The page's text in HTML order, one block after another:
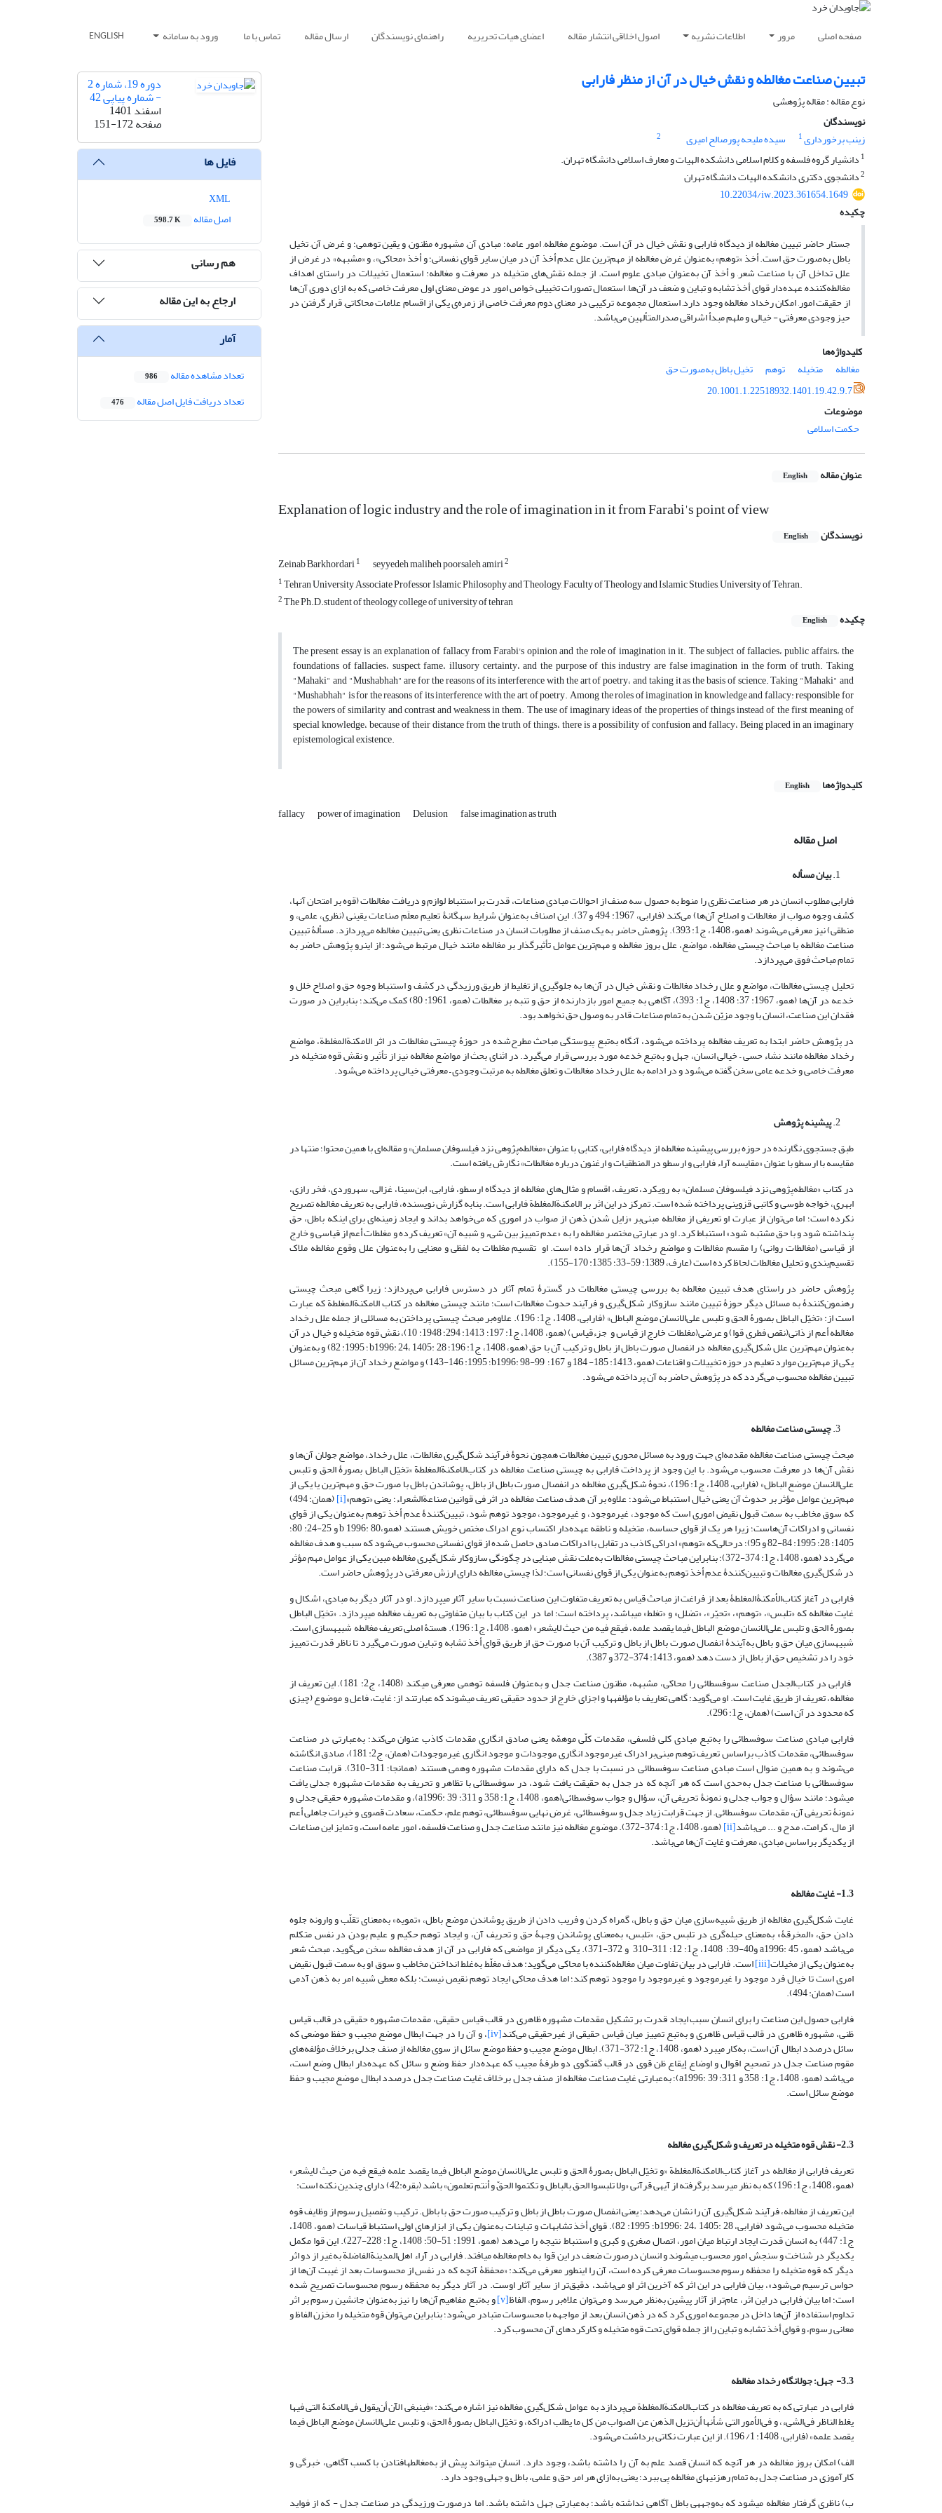
صفحه اصلی مرور اطلاعات نشریه اصول اخلاقی انتشار مقاله اعضای هیات تحریریه راهنمای نویسندگان ارسال مقاله تماس با ما ورود به سامانه ENGLISH
تبیین صناعت مغالطه و نقش خیال در آن از منظر فارابی
نوع مقاله : مقاله پژوهشی
نویسندگان
زینب برخورداری1 سیده ملیحه پورصالح امیری
2
1 دانشیار گروه فلسفه و کلام اسلامی دانشکده الهیات و معارف اسلامی دانشگاه تهران.
2دانشجوی دکتری دانشکده الهیات دانشگاه تهران
10.22034/iw.2023.361654.1649
چکیده
جستار حاضر تبیین مغالطه از دیدگاه فارابی و نقش خیال در آن است. موضوع مغالطه, امور عامه؛ مبادی آن, مشهوره مظنون, و یقین توهمی؛ و غرض آن, تخیل
باطل به‌صورت حق است. أخذ «توهم» به‌عنوان غرض مغالطه از مهم‌ترین علل عدم أخذ آن در میان سایر قوای نفسانی؛ و أخذ «محاکی»، و «مشبهه» در غرض از
علل تداخل آن با صناعت شعر, و أخذ آن به‌عنوان مبادی علوم است. از جمله نقش‌های متخیله در معرفت و مغالطه: استعمال تخییلات در راستای اهداف
مغالطه‌کننده, عهده‌دار قوای أخذ تشابه و تباین و ضعف در آن‌ها, استعمال تصورات تخییلی خواص امور در عوض معنای اول معرفت خاصی که به ازای دوری آن‌ها
از حقیقت امور, امکان رخداد مغالطه وجود دارد, استعمال مجموعه ترکیبی در معنای دوم معرفت خاصی از زمره‌ی یکی از اقسام علامات محاکاتی, قرار گرفتن در
حیز وجودی معرفتی - خیالی, و ملهم مبدأ اشراقی صدرالمتألهین می‌باشد.
کلیدواژه‌ها
مغالطه
متخیله توهم
تخیل باطل به‌صورت حق
20.1001.1.22518932.1401.19.42.9.7
موضوعات
حکمت اسلامی
عنوان مقاله English
Explanation of logic industry and the role of imagination in it from Farabi's point of view
نویسندگان English
Zeinab Barkhordari1 seyyedeh maliheh poorsaleh amiri2
1Tehran University Associate Professor Islamic Philosophy and Theology, Faculty of Theology and Islamic Studies, University of Tehran.
2The Ph.D.student of theology college of university of tehran
چکیده
English
The present essay is an explanation of fallacy from Farabi's opinion and the role of imagination in it. The subject of fallacies، public affairs، the
foundations of fallacies، suspect fame، illusory certainty، and the purpose of this industry are false imagination in the form of truth. Taking
"Mahaki" and "Mushabhah" are for the reasons of its interference with the art of poetry، and taking it as the basis of science. Taking "Mahaki" and
"Mushabhah" is for the reasons of its interference with the art of poetry. Among the roles of imagination in knowledge and fallacy: responsible for
the powers of similarity and contrast and weakness in them. The use of imaginary ideas of the properties of things instead of the first meaning of
special knowledge، because of their distance from the truth of things، there is a possibility of confusion and fallacy، Being placed in an imaginary
epistemological existence.
کلیدواژه‌ها English
fallacy power of imagination Delusion false imagination as truth
اصل مقاله
بیان مسأله
فارابی مطلوب انسان در هر صناعت نظری را منوط به حصول سه صنف از احوالات مبادی صناعات، قدرت بر استنباط لوازم و دریافت مغالطات (قوه بر امتحان آنها،
کشف وجوه صواب از مغالطات و اصلاح آن‌ها) می‌کند (فارابی، 1967: 494 و 37). این اصناف به‌عنوان شرایط سهگانۀ تعلیم معلَم صناعات یقینی (نظری، علمی، و
منطقی) نیز معرفی می‌شوند (همو، 1408، ج1: 393). پژوهش حاضر به یک صنف از مطلوبات انسان در صناعات نظری یعنی تبیین مغالطه می‌پردازد. مسألۀ تبیین
صناعت مغالطه با مباحث چیستی مغالطه، مواضع، علل بروز مغالطه و مهم‌ترین عوامل تأثیرگذار بر مغالطه مانند خیال مرتبط می‌شود؛ از اینرو پژوهش حاضر به
تمام مباحث فوق می‌پردازد.
تحلیل چیستی مغالطات، مواضع و علل رخداد مغالطات و نقش خیال در آن‌ها به جلوگیری از تغلیط از طریق ورزیدگی در کشف و استنباط وجوه حق و اصلاح خلل و
خدعه در آن‌ها (همو، 1967: 37؛ 1408، ج1: 393)، آگاهی به جمیع امور بازدارنده از حق و تنبه بر مغالطات (همو، 1961: 80) کمک می‌کند؛ بنابراین در صورت
فقدان این صناعت، انسان با وجود مزیّن شدن به تمام صناعات قادر به وصول حق نخواهد بود.
در پژوهش حاضر ابتدا به تعریف مغالطه پرداخته می‌شود، آنگاه به‌تبع پیوستگی مباحث مطرح‌شده در حوزۀ چیستی مغالطات در اثر الامکنة‌المغلطة، مواضع
رخداد مغالطه مانند نشاء حسی – خیالی انسان، جهل و به‌تبع خدعه مورد بررسی قرار می‌گیرد. در اثنای بحث از مواضع مغالطه نیز از تأثیر و نقش قوه متخیله در
معرفت خاصی و خدعه عامی سخن گفته می‌شود و در ادامه به علل رخداد مغالطات و تعلق مغالطه به مرتبت وجودی – معرفتی خیالی پرداخته می‌شود.
پیشینه پژوهش
طبق جستجوی نگارنده در حوزه بررسی پیشینه مغالطه از دیدگاه فارابی، کتابی با عنوان «مغالطه‌پژوهی نزد فیلسوفان مسلمان» و مقاله‌ای با همین محتوا؛ منتها در
مقایسه با ارسطو با عنوان «مقایسه آراء فارابی و ارسطو در المنطقیات و ارغنون درباره مغالطات» نگارش یافته است.
در کتاب «مغالطه‌پژوهی نزد فیلسوفان مسلمان» به رویکرد، تعریف، اقسام و مثال‌های مغالطه از دیدگاه ارسطو، فارابی، ابن‌سینا، غزالی، سهروردی، فخر رازی،
ابهری، خواجه طوسی و کاتبی قزوینی پرداخته شده است. تمرکز در این اثر بر الامکنة‌المغلطة فارابی است. بنابه گزارش نویسنده، فارابی به تعریف مغالطه تصریح
نکرده است؛ اما می‌توان از عبارت او تعریفی از مغالطه مبنی‌بر «زایل شدن ذهن از صواب در اموری که می‌خواهد بداند و ایجاد زمینه‌ای برای اینکه باطل، حق
پنداشته شود و با حق مشتبه شود» استنباط کرد. او در عبارتی مختصر مغالطه را به «عدم تمییز بین شیء و شبیه آن» تعریف کرده و مغلطات أعم از قیاسی و خارج
از قیاسی (مغالطات روانی) را مقسم مغالطات و مواضع رخداد آن‌ها قرار داده است. او تقسیم مغلطات به لفظی و معنایی را به‌عنوان علل وقوع مغالطه ملاک
تقسیم‌بندی و تحلیل مغالطات لحاظ کرده است (عارف، 1389: 59-33؛ 1385: 170-155).
پژوهش حاضر در راستای هدف تبیین مغالطه به بررسی چیستی مغالطات در گسترۀ تمام آثار در دسترس فارابی می‌پردازد؛ زیرا گاهی مبحث چیستی
رهنمون‌کنندۀ به مسائل دیگر حوزۀ تبیین مانند سازوکار شکل‌گیری و فرآیند حدوث مغالطات است؛ مانند چیستی مغالطه در کتاب الامکنة‌المغلطة که عبارت
است از: «تخیّل الباطل بصورۀ الحق و تلبس علی‌الانسان موضع الباطل» (فارابی، 1408، ج1: 196). علاوه‌بر مبحث چیستی پرداختن به مسائلی از جمله ‌علل رخداد
مغالطه أعم از ذاتی(نقص فطری قوا) و عرضی(مغلطات خارج از قیاس و جزءقیاس) (همو، 1408، ج1: 197؛ 1413: 294؛ 1948: 10)، نقش قوه متخیله و خیال در آن
به‌عنوان مهم‌ترین علل شکل‌گیری مغالطه در انفصال صورت باطل از باطل و ترکیب آن با حق (همو، 1408، ج1: 196؛ b1996: 24، 1405: 28؛ 1995: 82) و به‌عنوان
یکی از مهم‌ترین موارد تعلیم در حوزه تخییلات و اقناعات (همو، 1413: 185- 184 و 167؛ b1996: 98-99؛ 1995: 146-143) و مواضع رخداد آن از مهم‌ترین مسائل
تبیین مغالطه محسوب می‌گردد که در پژوهش حاضر به آن پرداخته می‌شود.
چیستی صناعت مغالطه
مبحث چیستی صناعت مغالطه مقدمه‌ای جهت ورود به مسائل محوری تبیین مغالطات همچون نحوۀ فرآیند شکل‌گیری مغالطات، علل رخداد، مواضع جولان آن‌ها و
نقش آن‌ها در معرفت محسوب می‌شود. با این وجود از پرداخت فارابی به چیستی صناعت مغالطه در کتاب‌الامکنة‌المغلطة «تخیّل الباطل بصورۀ الحق و تلبس
علی‌الانسان موضع الباطل» (فارابی، 1408، ج1: 196)، نحوۀ شکل‌گیری مغالطه در انفصال صورت باطل از باطل، پوشاندن باطل با صورت حق و مهم‌ترین یا یکی از
مهم‌ترین عوامل مؤثر بر حدوث آن یعنی خیال استنباط می‌شود؛ علاوه بر آن هدف صناعت مغالطه در اثر فی قوانین صناعة‌الشعراء؛ یعنی «توهم»[i] (همان: 494)
که سوق مخاطب به سمت قبول نقیض اموری است که موجود، غیرموجود، و غیرموجود، موجود توهم شود، تبیین‌کنندۀ عدم أخذ توهم به‌عنوان یکی از قوای
نفسانی و ادراکات آن‌هاست؛ زیرا هر یک از قوای حساسه، متخیله و ناطقه عهده‌دار اکتساب نوع ادراک مختص خویش هستند (همو،b 1996: 80 و 25-24: 80؛
1405: 28؛ 1995: 84-82 و 95)؛ درحالی‌که «توهم» ادراکی کاذب در تقابل با ادراکات صادق حاصل شده از قوای نفسانی محسوب می‌شود که سبب و هدف مغالطه
می‌گردد (همو، 1408، ج1: 374-372)؛ بنابراین مباحث چیستی مغالطات به‌علت نقش مبنایی در چگونگی سازوکار شکل‌گیری مغالطه مبین یکی از عوامل مهم مؤثر
در شکل‌گیری مغالطات و تبیین‌کنندۀ عدم أخذ توهم به‌عنوان یکی از قوای نفسانی است؛ لذا چیستی مغالطه دارای ارزش معرفتی در پژوهش حاضر است.
فارابی در آغاز کتاب‌الأمکنۀ‌المغلطۀ بعد از فراغت از مباحث قیاس به تعریف متفاوت این صناعت نسبت با سایر آثار میپردازد. او در آثار دیگر به مبادی، اشکال و
غایت مغالطه که «تلبس»، «توهم»، «تحیّر»، «تضلل» و «تغلط» میباشد، پرداخته است؛ اما در این کتاب با بیان متفاوتی به تعریف مغالطه میپردازد. «تخیّل الباطل
بصورۀ الحق و تلبس علی‌الانسان موضع الباطل فیما یقصد علمه، فیقع فیه من حیث لایشعر» (همو، 1408، ج1: 196). هستۀ اصلی تعریف مغالطه شبیهسازی است.
شبیهسازی میان حق و باطل به‌آیندۀ انفصال صورت باطل از باطل و ترکیب آن با صورت حق از طریق قوای أخذ تشابه و تباین صورت می‌گیرد تا ناظر قدرت تمییز
خود را در تشخیص حق از باطل از دست دهد (همو، 1413: 374-372 و 387).
فارابی در کتاب‌الجدل صناعت سوفسطائی را محاکی، مشبهه، مظنون صناعت جدل و به‌عنوان فلسفه توهمی معرفی میکند (1408، ج2: 181). این تعریف از
مغالطه، تعریف از طریق غایت است. او می‌گوید: گاهی تعاریف با مؤلفهها و اجزای خارج از حدود حقیقی تعریف میشوند که عبارتند از: غایت، فاعل و موضوع (چیزی
که محدود در آن است) (همان، ج1: 296).
فارابی مبادی صناعت سوفسطائی را به‌‌تبع مبادی کلی فلسفی، مقدمات کلّی موهمّه یعنی صادق انگاری مقدمات کاذب عنوان می‌کند؛ به‌عبارتی در صناعت
سوفسطائی، مقدمات کاذب براساس تعریف توهم مبنی‌بر ادراک غیرموجود انگاری موجودات و موجود انگاری غیرموجودات (همان، ج2: 181)، صادق انگاشته
می‌شوند و به همین منوال است مبادی صناعت سوفسطائی در نسبت با جدل که دارای مقدمات مشهوره وهمی هستند (همانجا؛ 311-310). قرابت صناعت
سوفسطائی با صناعت جدل به‌حدی است که هر آنچه که در جدل به حقیقت یافت شود، در سوفسطائی با تظاهر و تحریف به مقدمات مشهوره جدلی یافت
میشود؛ مانند سؤال و جواب جدلی و نمونۀ تحریفی آن، سؤال و جواب سوفسطائی(همو، 1408، ج1: 358 و 311؛ a1996: 39)، و مقدمات مشهوره حقیقی جدلی و
نمونۀ تحریفی آن، مقدمات سوفسطائی. از جهت قرابت زیاد جدل و سوفسطائی، غرض نهایی سوفسطائی، توهم علم، حکمت، سعادت قصوی و خیرات جاهلی أعم
از مال، کرامت، مدح و ... می‌باشد[ii] (همو، 1408، ج1: 374-372). موضوع مغالطه نیز مانند صناعت جدل و صناعت فلسفه، امور عامه است، و تمایز این صناعات
از یکدیگر براساس مبادی، معرفت و غایت آن‌ها می‌باشد.
1.3- غایت مغالطه
غایت شکل‌گیری مغالطه از طریق شبیه‌سازی میان حق و باطل، گمراه کردن و فریب دادن از طریق پوشاندن موضع باطل، «تمویه» به‌معنای تقلّب و وارونه جلوه
دادن حق، «المخرقۀ» به‌معنای حیله‌گری در تلبس حق، «تلبس» به‌معنای پوشاندن وجهۀ حق و تحریف آن، و ایجاد توهم حکیم و علیم بودن در نفس متکلم
می‌باشد (همو، a1996: 45 و40-39؛ 1408، ج1: 12؛ 311-310 و 372-371). یکی دیگر از مواضعی که فارابی در آن از هدف مغالطه سخن می‌گوید، مبحث شعر
به‌عنوان یکی از مخیلات[iii] است. فارابی در بیان تفاوت میان مغالطه‌کننده با محاکی می‌گوید: هدف مغلّط به‌غلط انداختن مخاطب و سوق او به سمت قبول نقیض
امری است تا خیال فرد موجود را غیرموجود و غیرموجود را موجود توهم کند؛ اما هدف محاکی ایجاد توهم نقیص نیست؛ بلکه معطی شبیه امر به ذهن آدمی
است (همان: 494).
فارابی حصول این صناعت را برای انسان سبب ایجاد قدرت بر تشکیل مقدمات مشهوره ظاهری در قالب قیاس حقیقی، مقدمات مشهوره حقیقی در قالب قیاس
ظنی، مشهوره ظاهری در قالب قیاس ظاهری و به‌تبع تمییز میان قیاس حقیقی از غیرحقیقی می‌کند[iv] ، و آن را در جهت ابطال موضع مجیب و حفظ موضعی که
سائل درصدد ابطال آن است، به‌کار میبرد (همو، 1408، ج1: 372-371). ابطال موضع مجیب و حفظ موضع سائل از سوی مغالطه از صنف جدلی برخلاف مؤلفه‌های
مقوم صناعت جدل در تصحیح اقوال و اوضاع إیقاع ظن قوی در قالب گفتگوی دو طرفۀ مجیب که عهده‌دار حفظ وضع و سائل که عهده‌دار ابطال وضع است،
می‌باشد (همو، 1408، ج1: 358 و 311؛ a1996: 39)؛ به‌عبارتی غایت صناعت مغالطه از صنف جدل برخلاف غایت صناعت جدل درصدد ابطال موضع مجیب و حفظ
موضع سائل است.
2.3- نقش قوه متخیله در تعریف و شکل‌گیری مغالطه
تعریف فارابی از مغالطه در آغاز کتاب‌الامکنة‌المغلطة«و تخیّل الباطل بصورۀ الحق و تلبس علی‌الانسان موضع الباطل فیما یقصد علمه فیقع فیه من حیث لایشعر»
(همو، 1408، ج1: 196) که به نظر میرسد برگرفته از آیهی قرآنی «ولا تلبسوا الحق بالباطل و تکتموا الحقّ و أنتم تعلمون» باشد (بقره:42) دارای چندین نکته است:
این تعریف از مغالطه، فرآیند شکل‌گیری آن را نشان می‌دهد؛ یعنی انفصال صورت باطل از باطل و ترکیب صورت حق با باطل. ترکیب و تفصیل رسوم از وظایف قوه
متخیله محسوب می‌شود (فارابی، b1996: 24، 1405: 28؛ 1995: 82). قوای أخذ تشابهات و تباینات به‌عنوان یکی از ابزارهای اولی استنباط قیاسات (همو، 1408،
ج1: 447) به‌ انسان قدرت ایجاد ارتباط میان امور، اتصال صغری و کبری و استنباط نتیجه را می‌دهد (همو، 1991: 51-50؛ 1408، ج1: 228-227). این قوا مکمل
یکدیگر در شناخت و سنجش امور محسوب میشوند و انسان درصورت ضعف در این قوا به دام مغالطه میافتد. فارابی در آراء اهل‌المدینة‌الفاضلة به‌غیر از دو اثر
دیگر که قوه متخیله را محفظه رسوم محسوسات معرفی کرده است، آن را اینطور معرفی می‌کند: «محفظۀ آنچه که در نفس از محسوسات بعد از غیبت آن‌ها از
حواس ترسیم می‌شود»، بیان فارابی در این اثر که آخرین اثر او می‌باشد، دقیق‌تر از سایر آثار اوست. در آثار دیگر به محفظه رسوم محسوسات تصریح شده
است؛ اما بیان فارابی در این اثر، عام‌تر از آثار پیشین به‌نظر می‌رسد و می‌توان علاه‌بر رسوم، الفاظ[v] و به‌تبع مفاهیم آن‌ها را نیز به‌عنوان جانشین رسوم بر اثر
تداوم استفاده از آن‌ها داخل در مجموعه اموری کرد که در ذهن انسان بعد از مواجهه‌ با محسوسات متبادر می‌شود؛ بنابراین می‌توان قوه متخیله را مخزن الفاظ و
معانی رسوم، و قوای أخذ تشابه و تباین را از جمله قوای تحت قوه متخیله و کارکردهای آن محسوب کرد.
3.3- جهل؛ جولانگاه رخداد مغالطه
فارابی در عبارتی که به تعریف مغالطه در کتاب‌الامکنة‌المغلطة می‌پردازد به عوامل شکل‌گیری مغالطه نیز اشاره می‌کند: «فینبغی الآن أن‌یقول فی‌الامکنۀ التی فیها
یغلط الناظر فی‌الشیء، و فی‌الأمور التی شأنها أن‌تزیل الذهن عن الصواب من کل ما یطلب ادراکه، و تخیّل الباطل بصورۀ الحق، و تلبس علی‌الانسان موضع الباطل فیما
یقصد علمه» (فارابی، 1408: 1/ 196). از این عبارت
نکاتی برداشت می‌شود.
الف) امکان بروز مغالطه در هر آنچه که انسان قصد علم به آن را داشته باشد، وجود دارد. انسان میتواند پیش از به‌مغالطهافتادن با کسب آگاهی، خبرگی و
کارآموزی در صناعت جدل به تمام رهزنیهای مغالطه پی ببرد؛ یعنی به‌ازای هر امر حق و علمی، باطل و جهلی وجود دارد.
ب) ناظری گرفتار مغالطه میشود که به‌وجههی باطل آگاهی نداشته باشد؛ به‌عبارتی جهل داشته باشد. اما درصورت ورزیدگی در صناعت جدل - که از فواید
دوره 19، شماره 2
- شماره پیاپی 42
اسفند 1401
صفحه151-172
فایل ها
اصل مقاله
598.7 K
هم رسانی
ارجاع به این مقاله
آمار
تعداد مشاهده مقاله 986
تعداد دریافت فایل اصل مقاله 476